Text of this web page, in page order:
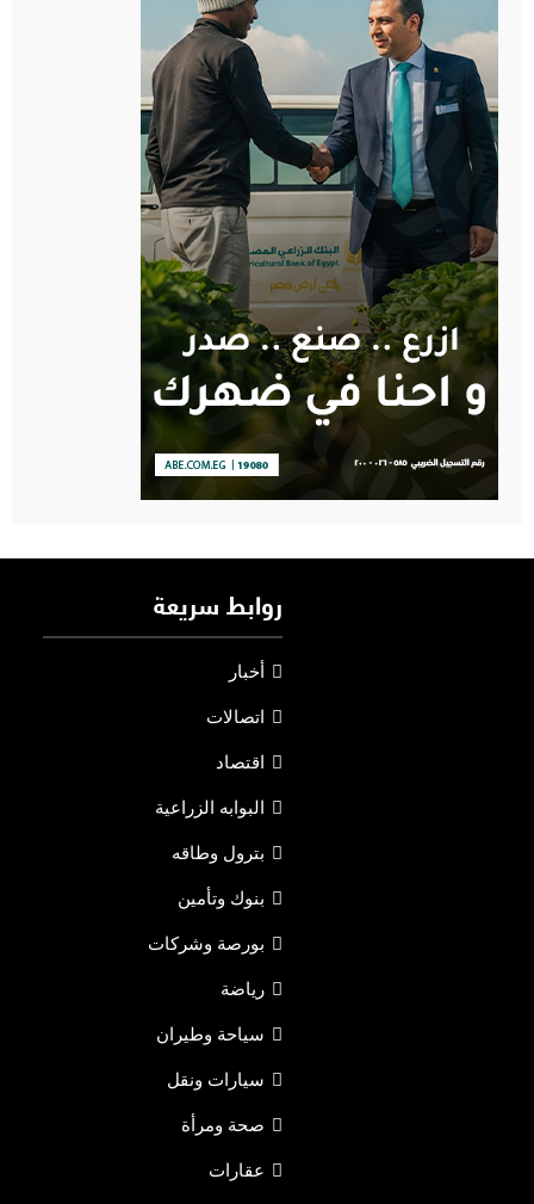
روابط سريعة
أخبار
اتصالات
اقتصاد
البوابه الزراعية
بترول وطاقه
بنوك وتأمين
بورصة وشركات
رياضة
سياحة وطيران
سيارات ونقل
صحة ومرأة
عقارات